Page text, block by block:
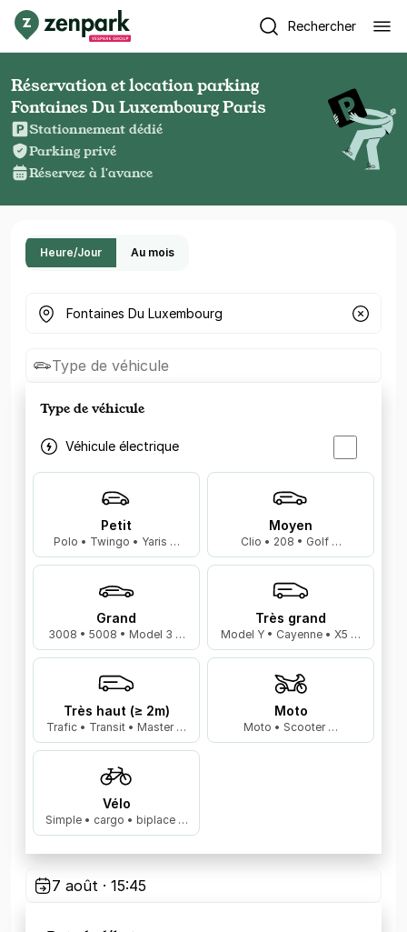
Rechercher
Réservation et location parking
Fontaines Du Luxembourg Paris
Stationnement dédié
Parking privé
Réservez à l'avance
Heure/Jour Au mois
Où cherchez-vous un parking ?
Type de véhicule
Type de véhicule
Véhicule électrique
Petit
Polo • Twingo • Yaris …
Moyen
Clio • 208 • Golf …
Grand
3008 • 5008 • Model 3 …
Très grand
Model Y • Cayenne • X5 …
Très haut (≥ 2m)
Trafic • Transit • Master …
Moto
Moto • Scooter …
Vélo
Simple • cargo • biplace …
7 août · 15:45